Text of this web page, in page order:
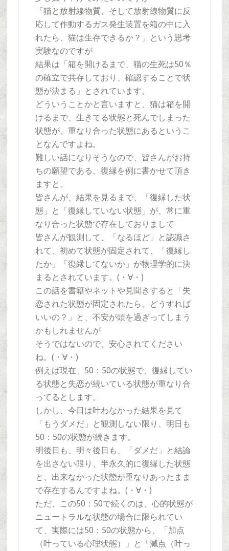
「猫と放射線物質、そして放射線物質に反
応して作動するガス発生装置を箱の中に入
れたら、猫は生存できるか？」という思考
実験なのですが
結果は「箱を開けるまで、猫の生死は50％
の確立で共存しており、確認することで状
態が決まる」とされています。
どういうことかと言いますと、猫は箱を開
けるまで、生きてる状態と死んでしまった
状態が、重なり合った状態にあるというこ
となんですよね。
難しい話になりそうなので、皆さんがお持
ちの願望である、復縁を例に書かせて頂き
ますと。
皆さんが、結果を見るまで、「復縁した状
態」と「復縁していない状態」が、常に重
なり合った状態で存在しておりまして
皆さんが観測して、「なるほど」と認識さ
れて、初めて状態が固定されて、「復縁し
たか」「復縁してないか」が物理学的に決
まるとされています。(・∀・)
この話を書籍やネットや見聞きすると「失
恋された状態が固定されたら、どうすれば
いいの？」と、不安が頭を過ぎってしまう
かもしれませんが
そうではないので、安心されてください
ね。(・∀・)
例えば現在、50：50の状態で、復縁してい
る状態と失恋が続いている状態が重なり合
ってるとします。
しかし、今日は叶わなかった結果を見て
「もうダメだ」と観測しない限り、明日も
50：50の状態が続きます。
明後日も、明々後日も、「ダメだ」と結論
を出さない限り、半永久的に復縁した状態
と、出来なかった状態が重なりあったまま
で存在するんですよね。(・∀・)
ただ、この50：50で続くのは、心的状態が
ニュートラルな状態の場合に限られてい
て、実際には50：50の状態から、「加点
（叶っている心理状態）」と「減点（叶っ